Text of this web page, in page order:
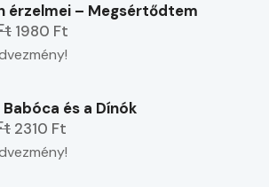
érzelmei – Megsértődtem
1980 Ft
Babóca és a Dínók
2310 Ft